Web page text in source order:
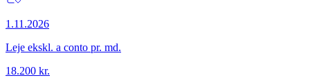
1.11.2026
Leje ekskl. a conto pr. md.
18.200 kr.